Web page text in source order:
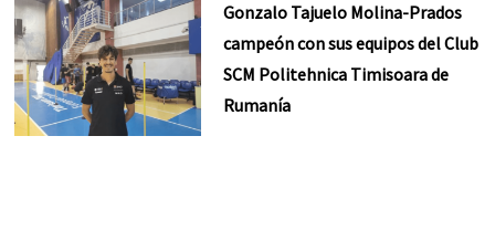
Gonzalo Tajuelo Molina-Prados
campeón con sus equipos del Club
SCM Politehnica Timisoara de
Rumanía